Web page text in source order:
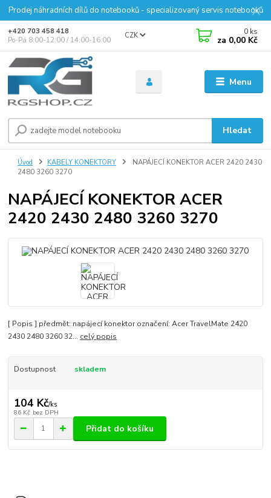
Prodej náhradních dílů do notebooků - specializovaný servis notebooků
Menu
CZK
Hledat
+420 703 458 418
Po-Pá 8:00-12:00 / 14:00-16:00
0 ks
za 0,00 Kč
Úvod KABELY KONEKTORY
NAPÁJECÍ KONEKTOR ACER 2420 2430
2480 3260 3270
NAPÁJECÍ KONEKTOR ACER
2420 2430 2480 3260 3270
[ Popis ] předmět: napájecí konektor označení: Acer TravelMate 2420
2430 2480 3260 32... celý popis
Dostupnost skladem
104 Kč/ks
86 Kč bez DPH
Přidat do košíku